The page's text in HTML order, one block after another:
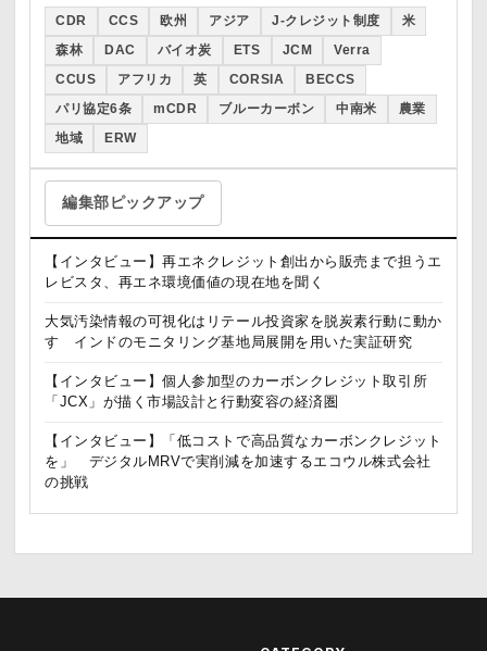
CDR CCS 欧州 アジア J-クレジット制度 米
森林 DAC バイオ炭 ETS JCM Verra
CCUS アフリカ 英 CORSIA BECCS
パリ協定6条 mCDR ブルーカーボン 中南米 農業
地域 ERW
編集部ピックアップ
【インタビュー】再エネクレジット創出から販売まで担うエ
レビスタ、再エネ環境価値の現在地を聞く
大気汚染情報の可視化はリテール投資家を脱炭素行動に動か
す インドのモニタリング基地局展開を用いた実証研究
【インタビュー】個人参加型のカーボンクレジット取引所
「JCX」が描く市場設計と行動変容の経済圏
【インタビュー】「低コストで高品質なカーボンクレジット
を」 デジタルMRVで実削減を加速するエコウル株式会社
の挑戦